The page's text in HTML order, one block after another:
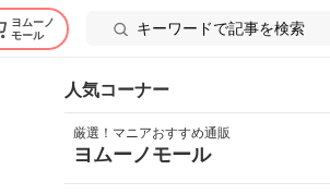
ヨムーノ
モール
人気コーナー
厳選！マニアおすすめ通販
ヨムーノモール